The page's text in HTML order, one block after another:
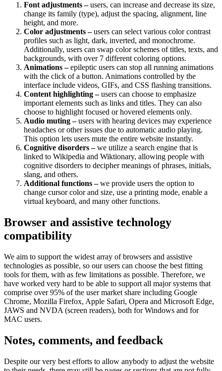
Font adjustments –users, can increase and decrease its size,
change its family (type), adjust the spacing, alignment, line
height, and more.
Color adjustments –users can select various color contrast
profiles such as light, dark, inverted, and monochrome.
Additionally, users can swap color schemes of titles, texts, and
backgrounds, with over 7 different coloring options.
Animations –epileptic users can stop all running animations
with the click of a button. Animations controlled by the
interface include videos, GIFs, and CSS flashing transitions.
Content highlighting –users can choose to emphasize
important elements such as links and titles. They can also
choose to highlight focused or hovered elements only.
Audio muting –users with hearing devices may experience
headaches or other issues due to automatic audio playing.
This option lets users mute the entire website instantly.
Cognitive disorders –we utilize a search engine that is
linked to Wikipedia and Wiktionary, allowing people with
cognitive disorders to decipher meanings of phrases, initials,
slang, and others.
Additional functions –we provide users the option to
change cursor color and size, use a printing mode, enable a
virtual keyboard, and many other functions.
Browser and assistive technology
compatibility
We aim to support the widest array of browsers and assistive
technologies as possible, so our users can choose the best fitting
tools for them, with as few limitations as possible. Therefore, we
have worked very hard to be able to support all major systems that
comprise over 95% of the user market share including Google
Chrome, Mozilla Firefox, Apple Safari, Opera and Microsoft Edge,
JAWS and NVDA (screen readers), both for Windows and for
MAC users.
Notes, comments, and feedback
Despite our very best efforts to allow anybody to adjust the website